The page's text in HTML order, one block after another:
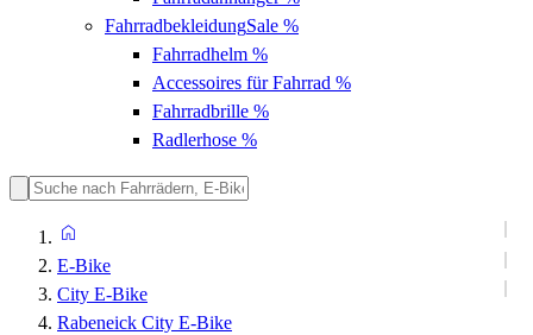
FahrradbekleidungSale %
Fahrradhelm %
Accessoires für Fahrrad %
Fahrradbrille %
Radlerhose %
E-Bike
City E-Bike
Rabeneick City E-Bike